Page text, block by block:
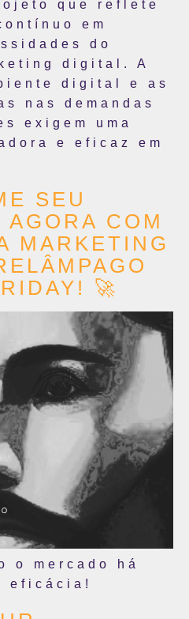
que reflete
em
do
digital. A
digital e as
nas demandas
exigem uma
e eficaz em
SEU
COM
MARKETING
🚀
o mercado há
eficácia!